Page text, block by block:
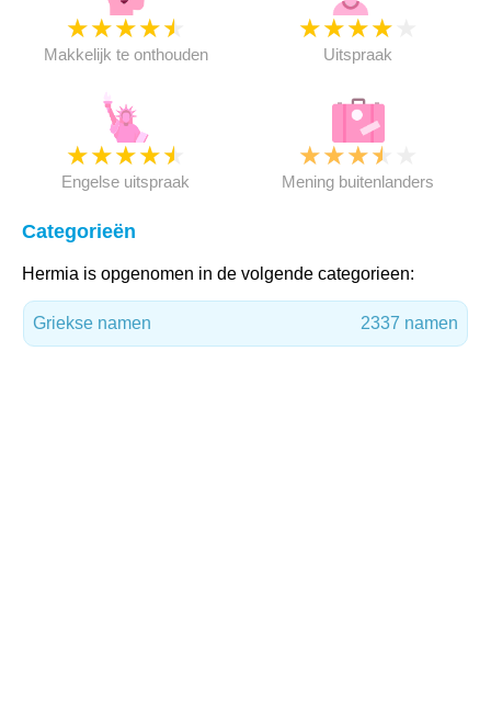
★★★★★
Makkelijk te onthouden
★★★★
Uitspraak
★★★★★
Engelse uitspraak
★★★★
Mening buitenlanders
Categorieën
Hermia is opgenomen in de volgende categorieen:
Griekse namen 2337 namen